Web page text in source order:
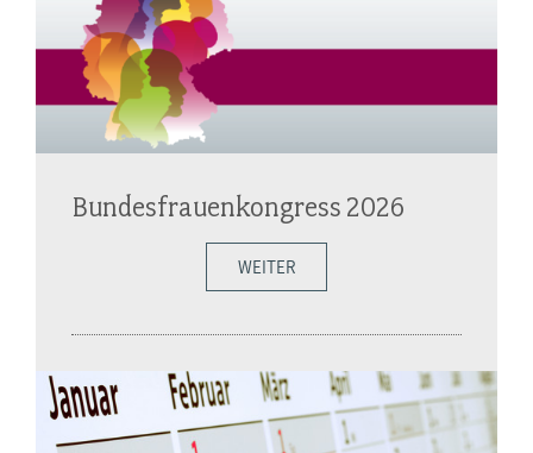
Bundesfrauenkongress 2026
WEITER